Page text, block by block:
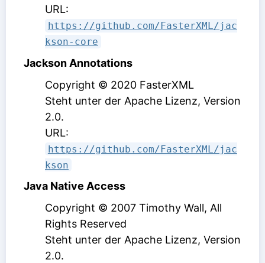
URL:
https://github.com/FasterXML/jac
kson-core
Jackson Annotations
Copyright © 2020 FasterXML
Steht unter der Apache Lizenz, Version
2.0.
URL:
https://github.com/FasterXML/jac
kson
Java Native Access
Copyright © 2007 Timothy Wall, All
Rights Reserved
Steht unter der Apache Lizenz, Version
2.0.